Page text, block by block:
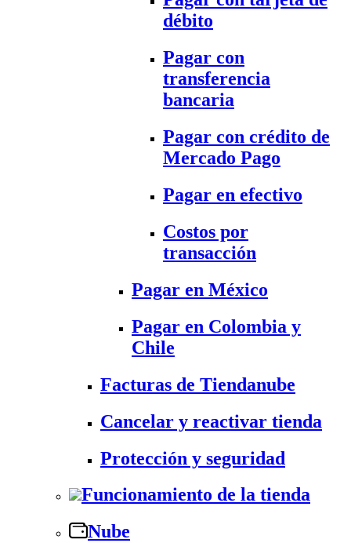
débito
Pagar con
transferencia
bancaria
Pagar con crédito de
Mercado Pago
Pagar en efectivo
Costos por
transacción
Pagar en México
Pagar en Colombia y
Chile
Facturas de Tiendanube
Cancelar y reactivar tienda
Protección y seguridad
Funcionamiento de la tienda
Nube